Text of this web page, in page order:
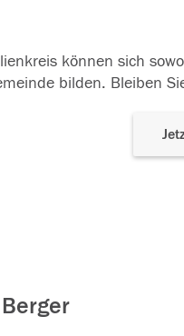
können sich
bilden. Bleiben